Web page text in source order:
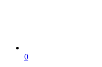
0